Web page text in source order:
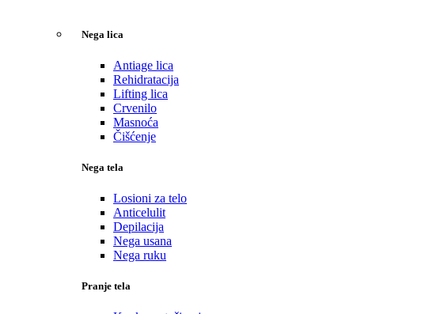
Nega lica
Antiage lica
Rehidratacija
Lifting lica
Crvenilo
Masnoća
Čišćenje
Nega tela
Losioni za telo
Anticelulit
Depilacija
Nega usana
Nega ruku
Pranje tela